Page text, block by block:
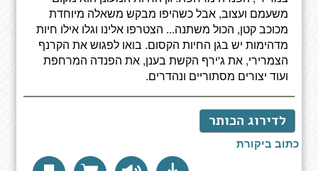
משעמם ועצוב, אבל כשהיפו מבקש משאלה מיוחדת
מכוכב קטן, הכול משתנה... הצטרפו אלינו וגלו אילו חיות
מדהימות יש בגן החיות הקסום. בואו לפגוש את הקרנף
הצמרירי, את ג'ירף הקשת בענן, את הפנדה המרחפת
ועוד יצורים מסתוריים ונהדרים.
לדירוג הכותר
כתוב ביקורת